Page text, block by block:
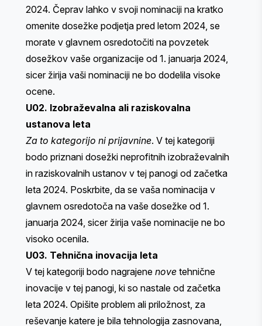
2024. Čeprav lahko v svoji nominaciji na kratko
omenite dosežke podjetja pred letom 2024, se
morate v glavnem osredotočiti na povzetek
dosežkov vaše organizacije od 1. januarja 2024,
sicer žirija vaši nominaciji ne bo dodelila visoke
ocene.
U02. Izobraževalna ali raziskovalna
ustanova leta
Za to kategorijo ni prijavnine. V tej kategoriji
bodo priznani dosežki neprofitnih izobraževalnih
in raziskovalnih ustanov v tej panogi od začetka
leta 2024. Poskrbite, da se vaša nominacija v
glavnem osredotoča na vaše dosežke od 1.
januarja 2024, sicer žirija vaše nominacije ne bo
visoko ocenila.
U03. Tehnična inovacija leta
V tej kategoriji bodo nagrajene nove tehnične
inovacije v tej panogi, ki so nastale od začetka
leta 2024. Opišite problem ali priložnost, za
reševanje katere je bila tehnologija zasnovana,